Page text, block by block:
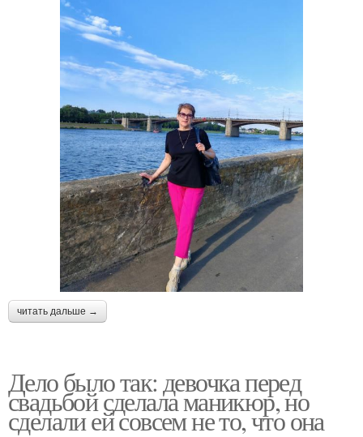
читать дальше →
Дело было так: девочка перед
свадьбой сделала маникюр, но
сделали ей совсем не то, что она